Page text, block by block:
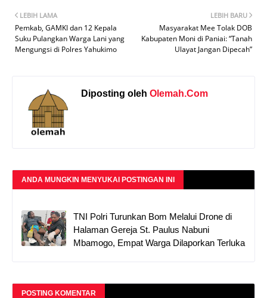
LEBIH BARU
Masyarakat Mee Tolak DOB
Kabupaten Moni di Paniai: “Tanah
Ulayat Jangan Dipecah”
LEBIH LAMA
Pemkab, GAMKI dan 12 Kepala
Suku Pulangkan Warga Lani yang
Mengungsi di Polres Yahukimo
Diposting oleh Olemah.Com
ANDA MUNGKIN MENYUKAI POSTINGAN INI
TNI Polri Turunkan Bom Melalui Drone di
Halaman Gereja St. Paulus Nabuni
Mbamogo, Empat Warga Dilaporkan Terluka
POSTING KOMENTAR